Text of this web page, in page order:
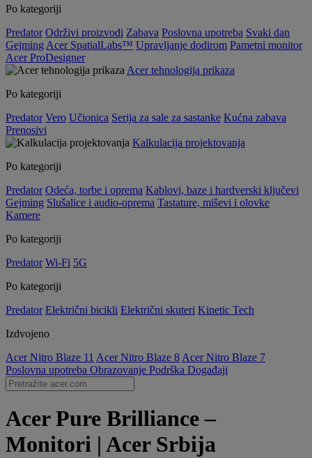
Po kategoriji
Predator Održivi proizvodi Zabava Poslovna upotreba Svaki dan
Gejming Acer SpatialLabs™ Upravljanje dodirom Pametni monitor
Acer ProDesigner
Acer tehnologija prikaza
Po kategoriji
Predator Vero Učionica Serija za sale za sastanke Kućna zabava
Prenosivi
Kalkulacija projektovanja
Po kategoriji
Predator Odeća, torbe i oprema Kablovi, baze i hardverski ključevi
Gejming Slušalice i audio-oprema Tastature, miševi i olovke
Kamere
Po kategoriji
Predator Wi-Fi 5G
Po kategoriji
Predator Električni bicikli Električni skuteri Kinetic Tech
Izdvojeno
Acer Nitro Blaze 11 Acer Nitro Blaze 8 Acer Nitro Blaze 7
Poslovna upotreba Obrazovanje Podrška Događaji
Acer Pure Brilliance –
Monitori | Acer Srbija